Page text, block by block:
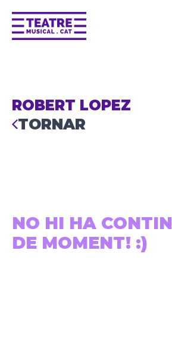
ROBERT LOPEZ
TORNAR
NO HI HA
DE MOMENT! :)